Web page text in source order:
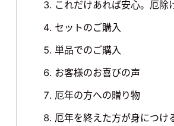
これだけあれば安心。 厄除
セットのご購入
単品でのご購入
お客様のお喜びの声
厄年の方への贈り物
厄年を終えた方が身につけ